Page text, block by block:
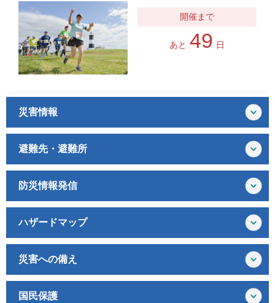
あと 49 日
災害情報
避難先・避難所
防災情報発信
ハザードマップ
災害への備え
国民保護